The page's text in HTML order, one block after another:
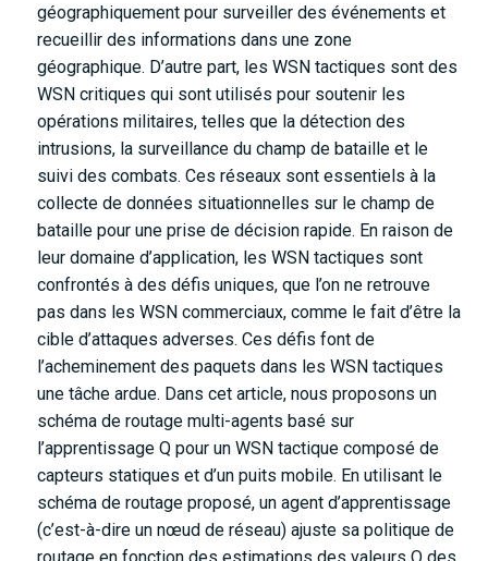
géographiquement pour surveiller des événements et
recueillir des informations dans une zone
géographique. D’autre part, les WSN tactiques sont des
WSN critiques qui sont utilisés pour soutenir les
opérations militaires, telles que la détection des
intrusions, la surveillance du champ de bataille et le
suivi des combats. Ces réseaux sont essentiels à la
collecte de données situationnelles sur le champ de
bataille pour une prise de décision rapide. En raison de
leur domaine d’application, les WSN tactiques sont
confrontés à des défis uniques, que l’on ne retrouve
pas dans les WSN commerciaux, comme le fait d’être la
cible d’attaques adverses. Ces défis font de
l’acheminement des paquets dans les WSN tactiques
une tâche ardue. Dans cet article, nous proposons un
schéma de routage multi-agents basé sur
l’apprentissage Q pour un WSN tactique composé de
capteurs statiques et d’un puits mobile. En utilisant le
schéma de routage proposé, un agent d’apprentissage
(c’est-à-dire un nœud de réseau) ajuste sa politique de
routage en fonction des estimations des valeurs Q des